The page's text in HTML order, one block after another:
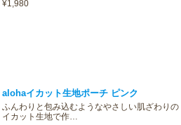
¥1,980
alohaイカット生地ポーチ ピンク
ふんわりと包み込むようなやさしい肌ざわりの
イカット生地で作…